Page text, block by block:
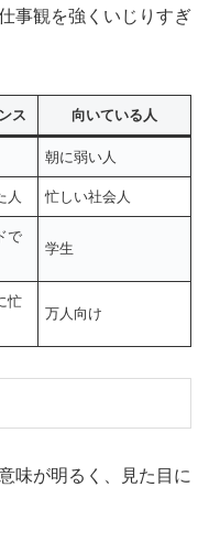
事観を強くいじりすぎ
ス 向いている人
朝に弱い人
人 忙しい社会人
で
学生
忙
万人向け
味が明るく、見た目に